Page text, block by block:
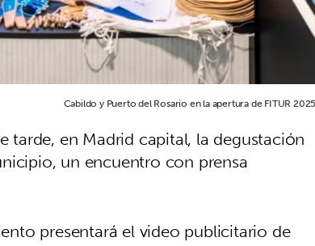
Cabildo y Puerto del Rosario en la apertura de FITUR
tarde, en Madrid capital, la degustación
un encuentro con prensa
presentará el video publicitario de